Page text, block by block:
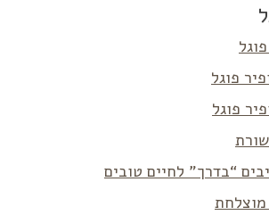
פוגל
פוגל
“בדרך” לחיים טובים
מוצלחת